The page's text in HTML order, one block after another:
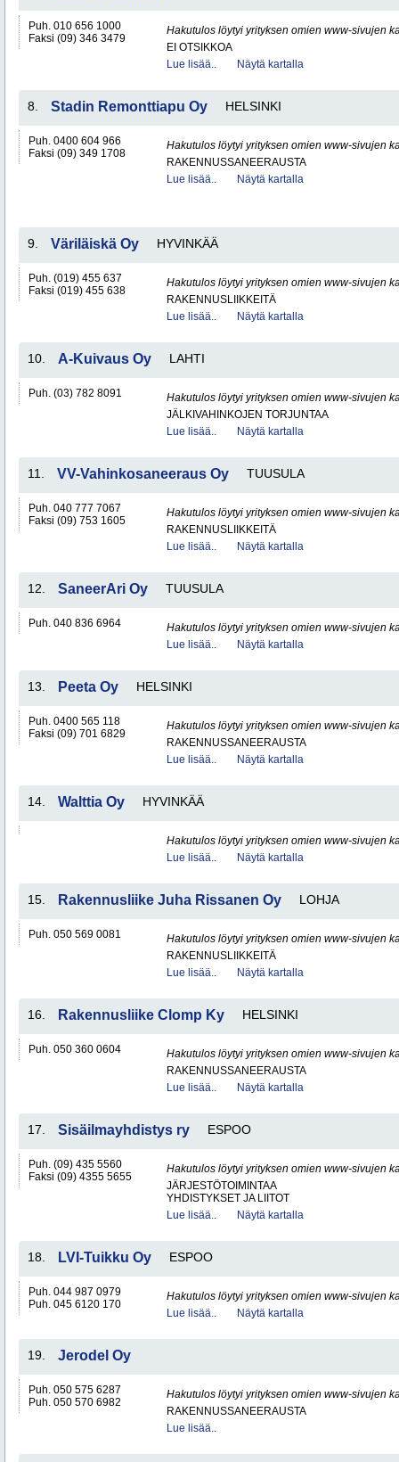
Puh. 010 656 1000
Faksi (09) 346 3479
Hakutulos löytyi yrityksen omien www-sivujen
EI OTSIKKOA
Lue lisää..
Näytä kartalla
8. Stadin Remonttiapu Oy HELSINKI
Puh. 0400 604 966
Faksi (09) 349 1708
Hakutulos löytyi yrityksen omien www-sivujen
RAKENNUSSANEERAUSTA
Lue lisää..
Näytä kartalla
9. Väriläiskä Oy HYVINKÄÄ
Puh. (019) 455 637
Faksi (019) 455 638
Hakutulos löytyi yrityksen omien www-sivujen
RAKENNUSLIIKKEITÄ
Lue lisää..
Näytä kartalla
10. A-Kuivaus Oy LAHTI
Puh. (03) 782 8091
Hakutulos löytyi yrityksen omien www-sivujen
JÄLKIVAHINKOJEN TORJUNTAA
Lue lisää..
Näytä kartalla
11. VV-Vahinkosaneeraus Oy TUUSULA
Puh. 040 777 7067
Faksi (09) 753 1605
Hakutulos löytyi yrityksen omien www-sivujen
RAKENNUSLIIKKEITÄ
Lue lisää..
Näytä kartalla
12. SaneerAri Oy TUUSULA
Puh. 040 836 6964
Hakutulos löytyi yrityksen omien www-sivujen
Lue lisää..
Näytä kartalla
13. Peeta Oy HELSINKI
Puh. 0400 565 118
Faksi (09) 701 6829
Hakutulos löytyi yrityksen omien www-sivujen
RAKENNUSSANEERAUSTA
Lue lisää..
Näytä kartalla
14. Walttia Oy HYVINKÄÄ
Hakutulos löytyi yrityksen omien www-sivujen
Lue lisää..
Näytä kartalla
15. Rakennusliike Juha Rissanen Oy LOHJA
Puh. 050 569 0081
Hakutulos löytyi yrityksen omien www-sivujen
RAKENNUSLIIKKEITÄ
Lue lisää..
Näytä kartalla
16. Rakennusliike Clomp Ky HELSINKI
Puh. 050 360 0604
Hakutulos löytyi yrityksen omien www-sivujen
RAKENNUSSANEERAUSTA
Lue lisää..
Näytä kartalla
17. Sisäilmayhdistys ry ESPOO
Puh. (09) 435 5560
Faksi (09) 4355 5655
Hakutulos löytyi yrityksen omien www-sivujen
JÄRJESTÖTOIMINTAA
YHDISTYKSET JA LIITOT
Lue lisää..
Näytä kartalla
18. LVI-Tuikku Oy ESPOO
Puh. 044 987 0979
Puh. 045 6120 170
Hakutulos löytyi yrityksen omien www-sivujen
Lue lisää..
Näytä kartalla
19. Jerodel Oy
Puh. 050 575 6287
Puh. 050 570 6982
Hakutulos löytyi yrityksen omien www-sivujen
RAKENNUSSANEERAUSTA
Lue lisää..